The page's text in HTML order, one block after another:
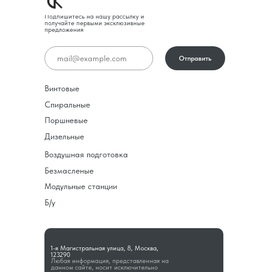
Любая информация, представленная на
данном сайте, носит исключительно
1-я Магистральная улица, 8, Москва,
123290
Подпишитесь на нашу рассылку и
получайте первыми эксклюзивные
предложения
Винтовые
Спиральные
Поршневые
Дизельные
Воздушная подготовка
Безмасленые
Модульные станции
Б/у
Отправить